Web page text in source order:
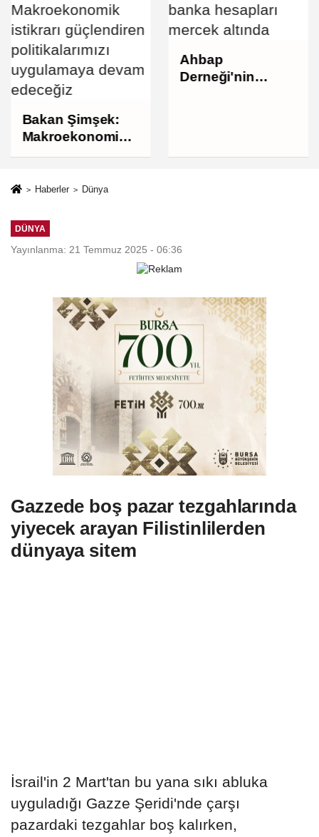
Bakan Şimşek:
Makroekonomik
istikrarı
politikalarımızı
devam edeceğiz
Ahbap
Derneği'nin
Haberler Dünya
DÜNYA
Yayınlanma: 21 Temmuz 2025 - 06:36
Gazzede boş pazar tezgahlarında
yiyecek arayan Filistinlilerden
dünyaya sitem
İsrail'in 2 Mart'tan bu yana sıkı abluka
uyguladığı Gazze Şeridi'nde çarşı
pazardaki tezgahlar boş kalırken,